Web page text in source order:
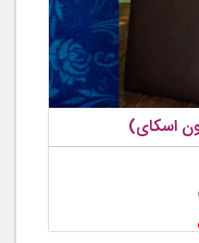
اسکای)